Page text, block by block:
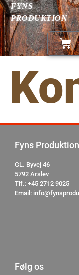
FYNS
PRODUKTION
Fyns
GL. Byvej 46
5792 Årslev
Tlf.: +45 2712 9025
Email:
Følg os